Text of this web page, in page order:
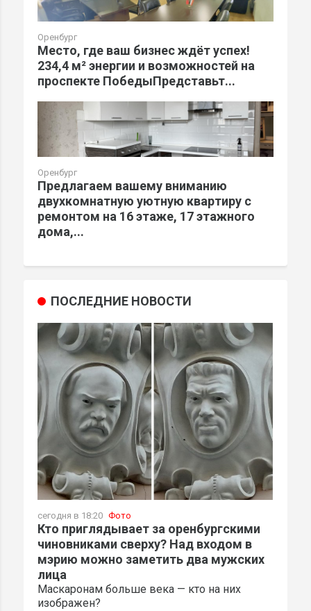
Оренбург
Место, где ваш бизнес ждёт успех!
234,4 м² энергии и возможностей на
проспекте ПобедыПредставьт...
Оренбург
Предлагаем вашему вниманию
двухкомнатную уютную квартиру с
ремонтом на 16 этаже, 17 этажного
дома,...
ПОСЛЕДНИЕ НОВОСТИ
сегодня в 18:20 Фото
Кто приглядывает за оренбургскими
чиновниками сверху? Над входом в
мэрию можно заметить два мужских
лица
Маскаронам больше века — кто на них
изображен?